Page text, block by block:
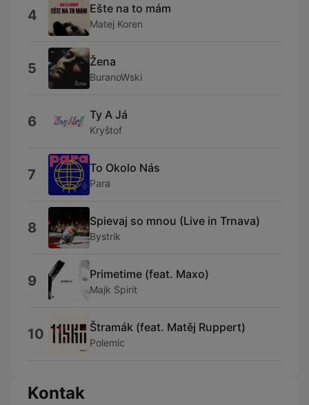
4 Ešte na to mám
Matej Koren
5 Žena
BuranoWski
6 Ty A Já
Kryštof
7 To Okolo Nás
Para
8 Spievaj so mnou (Live in Trnava)
Bystrik
9 Primetime (feat. Maxo)
Majk Spirit
10 Štramák (feat. Matěj Ruppert)
Polemic
Kontak